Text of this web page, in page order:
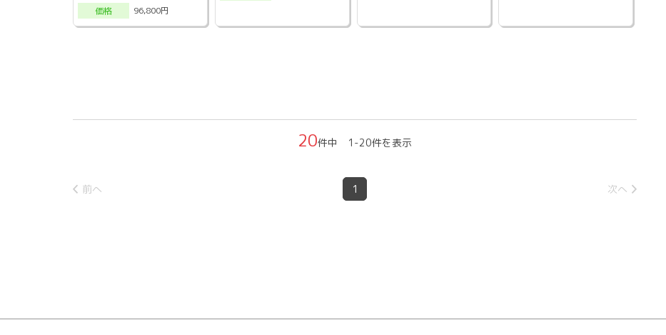
価格
96,800円
20件中 1-20件を表示
前へ 1 次へ